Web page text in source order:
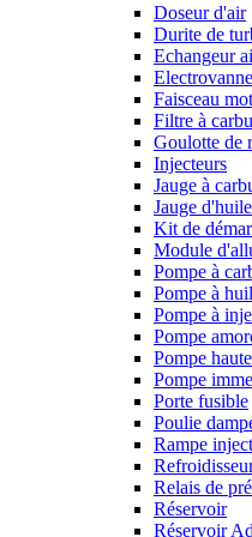
Doseur d'air
Durite de
Echangeur
Faisceau
Filtre à
Goulotte de
Injecteurs
Jauge à
Jauge d'huile
Kit de
Module
Pompe à
Pompe à
Pompe à
Pompe
Pompe
Pompe
Porte fusible
Poulie
Rampe
Relais de
Réservoir
Réservoir